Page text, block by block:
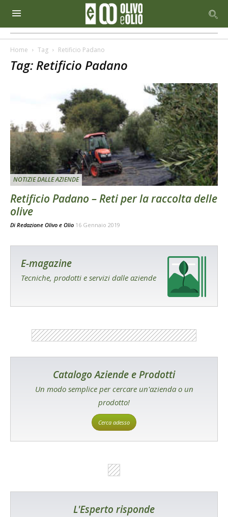
Home Tag Retificio Padano
Tag: Retificio Padano
NOTIZIE DALLE AZIENDE
Retificio Padano – Reti per la raccolta delle
olive
Di Redazione Olivo e Olio 16 Gennaio 2019
E-magazine
Tecniche, prodotti e servizi dalle aziende
Catalogo Aziende e Prodotti
Un modo semplice per cercare un'azienda o un
prodotto!
Cerca adesso
L'Esperto risponde